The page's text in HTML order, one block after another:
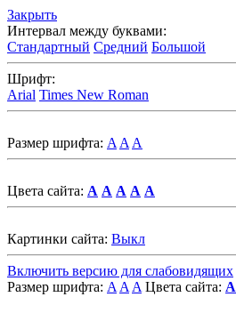
Закрыть
Интервал между буквами:
Стандартный Средний Большой
Шрифт:
Arial Times New Roman
Размер шрифта: A A A
Цвета сайта: A A A A A
Картинки сайта: Выкл
Включить версию для слабовидящих
Размер шрифта: A A A Цвета сайта: A